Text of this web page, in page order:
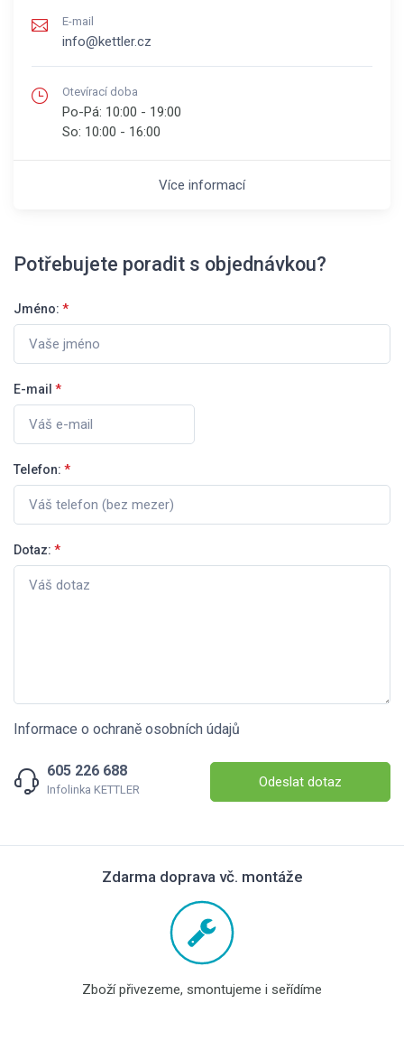
E-mail
info@kettler.cz
Otevírací doba
Po-Pá: 10:00 - 19:00
So: 10:00 - 16:00
Více informací
Potřebujete poradit s objednávkou?
Jméno: *
E-mail *
Telefon: *
Dotaz: *
Informace o ochraně osobních údajů
605 226 688
Infolinka KETTLER Odeslat dotaz
Zdarma doprava vč. montáže
Zboží přivezeme, smontujeme i seřídíme